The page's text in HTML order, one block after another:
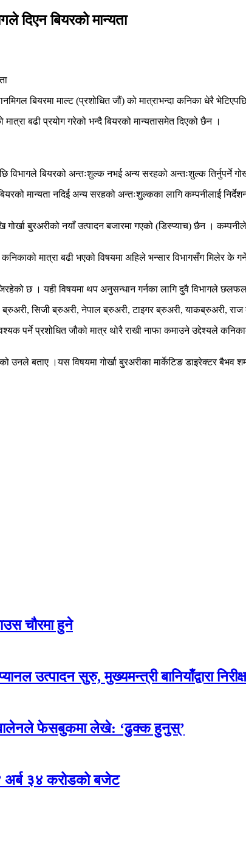
दिएन बियरको मान्यता
सानमिगल बियरमा माल्ट (प्रशोधित जौं) को मात्राभन्दा कनिका धेरै
बढी प्रयोग गरेको भन्दै बियरको मान्यतासमेत दिएको छैन ।
विभागले बियरको अन्तःशुल्क नभई अन्य सरहको अन्तःशुल्क तिर्नुपर्ने
मान्यता नदिई अन्य सरहको अन्तःशुल्कका लागि कम्पनीलाई
बु्रअरीको नयाँ उत्पादन बजारमा गएको (डिस्प्याच) छैन ।
मात्रा बढी भएको विषयमा अहिले भन्सार विभागसँग मिलेर के
छ । यही विषयमा थप अनुसन्धान गर्नका लागि दुवै विभागले
ब्रुअरी, सिजी ब्रुअरी, नेपाल ब्रुअरी, टाइगर ब्रुअरी, याकब्रुअरी,
पर्ने प्रशोधित जौको मात्र थोरै राखी नाफा कमाउने उद्देश्यले
उनले बताए ।यस विषयमा गोर्खा बु्रअरीका मार्केटिङ डाइरेक्टर बैभव
चौरमा हुने
उत्पादन सुरु, मुख्यमन्त्री बानियाँद्वारा
बालेनले फेसबुकमा लेखे: ‘ढुक्क हुनुस्’
अर्ब ३४ करोडको बजेट